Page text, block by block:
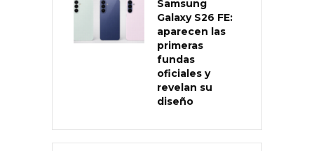
Samsung
Galaxy S26 FE:
aparecen las
primeras
fundas
oficiales y
revelan su
diseño